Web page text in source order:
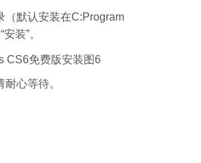
（默认安装在C:Program
装”。
心等待。